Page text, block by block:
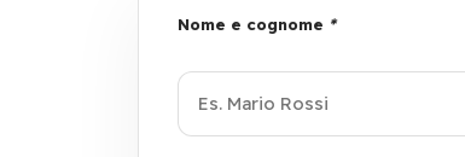
Nome e cognome *